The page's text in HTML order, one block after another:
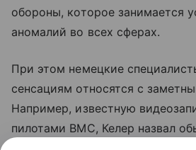
обороны, которое занимается
аномалий во всех сферах.
При этом немецкие
сенсациям относятся с
Например, известную
пилотами ВМС, Келер назвал